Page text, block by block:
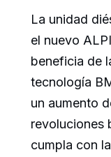
La unidad
el nuevo
beneficia de
tecnología
un aumento
revoluciones
cumpla con